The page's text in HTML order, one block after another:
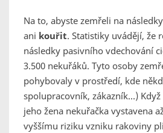
Na to, abyste zemřeli na následky
ani kouřit. Statistiky uvádějí, že
následky pasivního vdechování
3.500 nekuřáků. Tyto osoby
pohybovaly v prostředí, kde
spolupracovník, zákazník…)
jeho žena nekuřačka vystavena
vyššímu riziku vzniku rakoviny